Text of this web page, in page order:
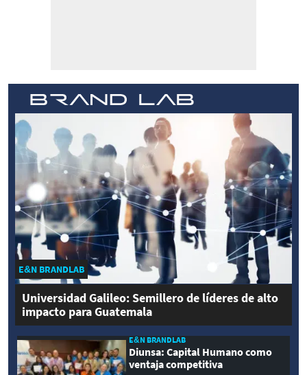
E&N BRANDLAB
Universidad Galileo: Semillero de líderes de alto
impacto para Guatemala
E&N BRANDLAB
Diunsa: Capital Humano como
ventaja competitiva